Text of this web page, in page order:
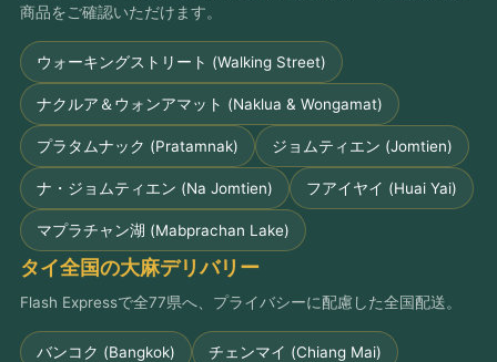
商品をご確認いただけます。
ウォーキングストリート (Walking Street)
ナクルア＆ウォンアマット (Naklua & Wongamat)
プラタムナック (Pratamnak) ジョムティエン (Jomtien)
ナ・ジョムティエン (Na Jomtien) フアイヤイ (Huai Yai)
マプラチャン湖 (Mabprachan Lake)
タイ全国の大麻デリバリー
Flash Expressで全77県へ、プライバシーに配慮した全国配送。
バンコク (Bangkok) チェンマイ (Chiang Mai)